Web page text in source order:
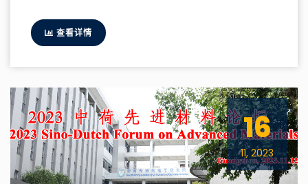
查看详情
16
11, 2023